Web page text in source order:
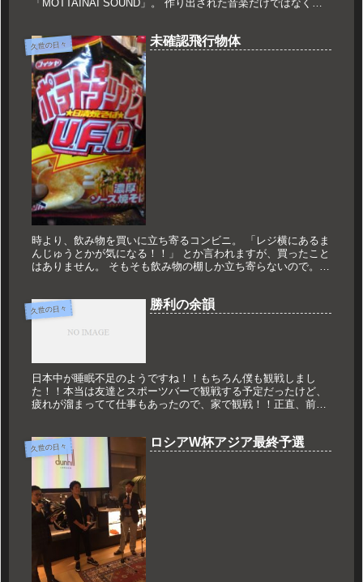
「MOTTAINAI SOUND」。 作り出された音楽だけではなく、
久世の日々 未確認飛行物体
時より、飲み物を買いに立ち寄るコンビニ。 「レジ横にあるま
んじゅうとかが気になる！！」 とか言われますが、買ったこと
はありません。 そもそも飲み物の棚しか立ち寄らないので。
久世の日々 勝利の余韻
日本中が睡眠不足のようですね！！もちろん僕も観戦しまし
た！！本当は友達とスポーツバーで観戦する予定だったけど、
疲れが溜まってて仕事もあったので、家で観戦！！正直、前半
久世の日々 ロシアW杯アジア最終予選